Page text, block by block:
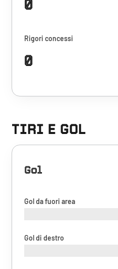
0
Rigori concessi
0
TIRI E GOL
Gol
Gol da fuori area
Gol di destro